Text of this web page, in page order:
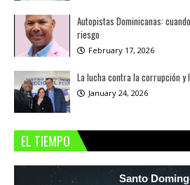
Autopistas Dominicanas:
riesgo
February 17, 2026
La lucha contra la corrupción
January 24, 2026
EL TIEMPO
Santo